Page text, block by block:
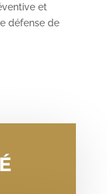
et
défense de